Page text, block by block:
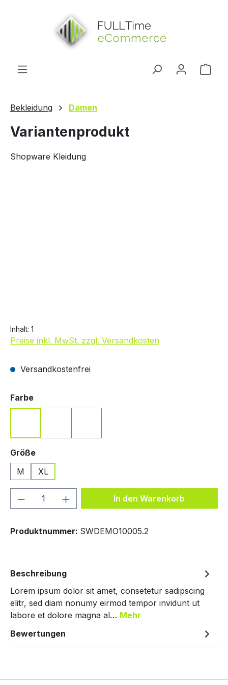
Bekleidung Damen
Variantenprodukt
Shopware Kleidung
Inhalt: 1
Preise inkl. MwSt. zzgl. Versandkosten
Versandkostenfrei
Farbeauswählen
Größeauswählen
M
XL
Produkt Anzahl: Gib denIn den Warenkorb
Produktnummer: SWDEMO10005.2
Beschreibung
Lorem ipsum dolor sit amet, consetetur sadipscing
elitr, sed diam nonumy eirmod tempor invidunt ut
labore et dolore magna al… Mehr
Bewertungen